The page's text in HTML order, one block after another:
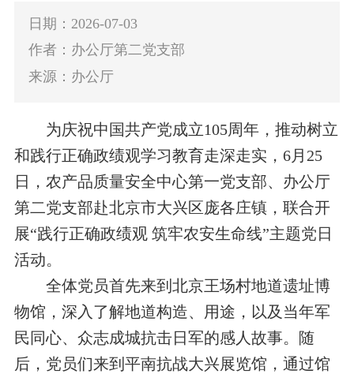
日期：2026-07-03
作者：办公厅第二党支部
来源：办公厅
为庆祝中国共产党成立105周年， 推动树立
和践行正确政绩观学习教育走深走实， 6月25
日， 农产品质量安全中心第一党支部、 办公厅
第二党支部赴北京市大兴区庞各庄镇，联合开
展“践行正确政绩观 筑牢农安生命线”主题党日
活动。
全体党员首先来到北京王场村地道遗址博
物馆 ，深入了解地道构造、用途，以及当年军
民同心、众志成城抗击日军的感人故事。随
后，党员们来到平南抗战大兴展览馆，通过馆